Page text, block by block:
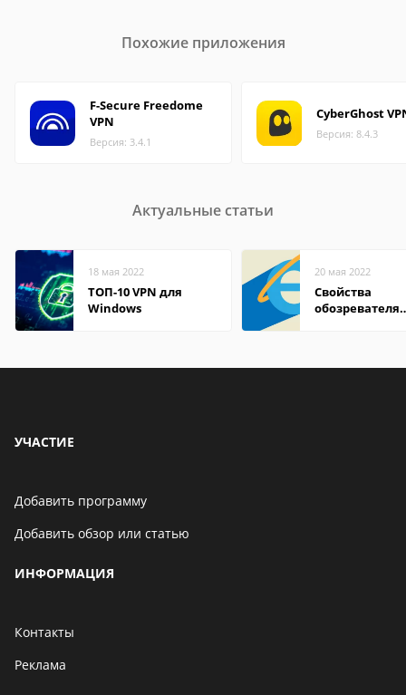
Похожие приложения
F-Secure Freedome
VPN
Версия: 3.4.1
CyberGhost
Версия: 8.4.3
Актуальные статьи
18 мая 2022
ТОП-10 VPN для
Windows
20 мая 2022
Свойства
обозревателя
УЧАСТИЕ
Добавить программу
Добавить обзор или статью
ИНФОРМАЦИЯ
Контакты
Реклама